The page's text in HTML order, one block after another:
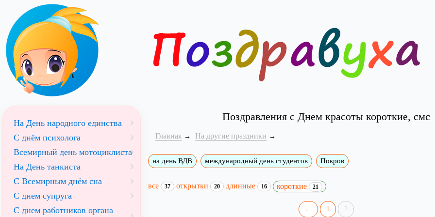
Поздравления с Днем красоты короткие, смс
Главная На другие праздники
на день ВДВ международный день студентов Покров
все 37 открытки 20 длинные 16 короткие 21
← 1 2
На День народного единства
С днём психолога
Всемирный день мотоциклиста
На День танкиста
С Всемирным днём сна
С днем супруга
С днем работников органа